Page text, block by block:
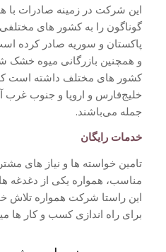
این شرکت در زمینه صادرات با
گوناگون را به کشور های
پاکستان و سوریه صادر کرده
و همچنین بازرگانی میوه خشک
کشور های مختلف داشته است
خلیج‌فارس و اروپا و جنوب غرب
جمله می‌باشند.
خدمات رایگان
تامین خواسته ها و نیاز های
مناسب، همواره یکی از دغدغه
این راستا شرکت همواره تلاش
برای راه اندازی کسب و کار ها